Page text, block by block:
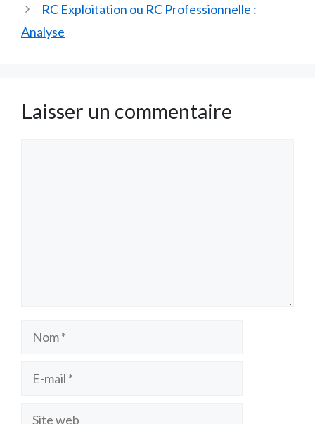
RC Exploitation ou RC Professionnelle :
Analyse
Laisser un commentaire
Nom
Site